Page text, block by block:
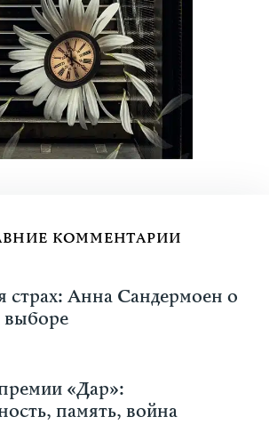
КОММЕНТАРИИ
страх: Анна Сандермоен о
выборе
«Дар»:
память, война